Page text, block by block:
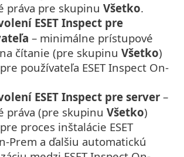
práva pre skupinu Všetko.
ESET Inspect pre
– minimálne prístupové
čítanie (pre skupinu Všetko)
používateľa ESET Inspect On-
ESET Inspect pre server –
práva (pre skupinu Všetko)
proces inštalácie ESET
Prem a ďalšiu automatickú